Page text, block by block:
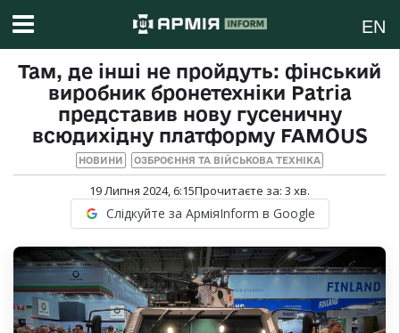
EN
Там, де інші не пройдуть: фінський
виробник бронетехніки Patria
представив нову гусеничну
всюдихідну платформу FAMOUS
НОВИНИ ОЗБРОЄННЯ ТА ВІЙСЬКОВА ТЕХНІКА
19 Липня 2024, 6:15Прочитаєте за: 3 хв.
Слідкуйте за АрміяInform в Google